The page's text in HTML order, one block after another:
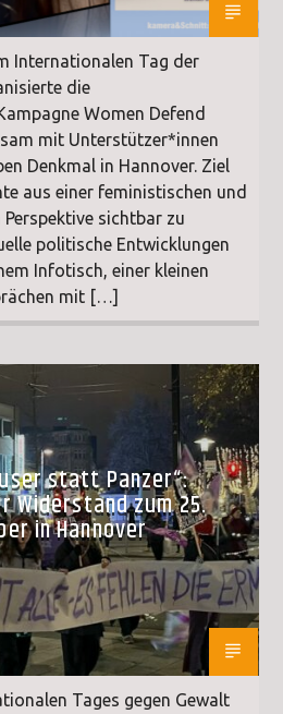
Internationalen Tag der
die
Women Defend
mit Unterstützer*innen
Denkmal in Hannover. Ziel
aus einer feministischen und
sichtbar zu
politische Entwicklungen
Infotisch, einer kleinen
mit […]
statt Panzer“:
Widerstand zum 25.
in Hannover
Tages gegen Gewalt